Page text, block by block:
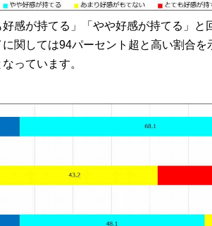
感が持てる」「やや好感が持てる」と
関しては94パーセント超と高い割合
っています。